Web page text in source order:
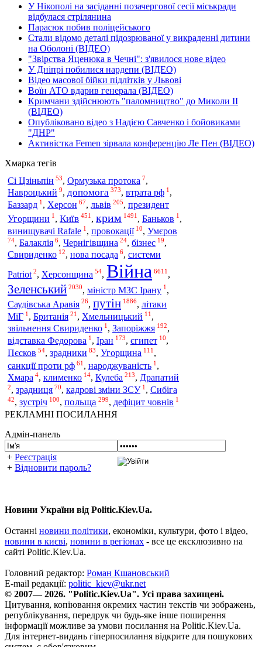
У Нікополі на засіданні позачергової сесії міськради
відбулася стрілянина
Парасюк побив поліцейського
Стали відомо деталі підозрюваної у викраденні дитини
на Оболоні (ВІДЕО)
"Звірства Яценюка в Чечні": з'явилося нове відео
У Дніпрі побилися нардепи (ВІДЕО)
Відео масової бійки підлітків у Львові
Воїн АТО вдарив генерала (ВІДЕО)
Кримчани здійснюють "паломництво" до Миколи ІІ
(ВІДЕО)
Опубліковано відео з Надією Савченко і бойовиками
"ДНР"
Активістка Femen зірвала конференцію Ле Пен (ВІДЕО)
Хмарка тегів
Сі Цзіньпін 53, Ормузька протока 7,
Навроцький 9, допомога 373, втрата рф 1 ,
Баззард 1 , Херсон 67, львів 205, президент
Угорщини 1 , Київ 451 , крим 1491 , Баньков 1 ,
винищувачі Rafale 1 , провокації 10, Умєров
74, Балаклія 6, Чернігівщина 24, бізнес 19,
Свириденко 12, нова посада 6, системи
Patriot 2, Херсонщина 54, Війна 6611 ,
Зеленський 2030, міністр МЗС Ірану 1 ,
Саудівська Аравія 26, путін 1886, літаки
МіГ 1 , Британія 21 , Хмельницький 11 ,
звільнення Свириденко 1 , Запоріжжя 192,
відставка Федорова 1 , Іран 173, єгипет 10,
Пєсков 54, зрадники 83, Угорщина 111,
санкції проти рф 61 , народжуваність 1 ,
Хмара 4, клименко 14, Кулеба 213, Драпатий
2, зрадниця 70, кадрові зміни ЗСУ 1, Сибіга
42, зустріч 100, польща 299, дефіцит човнів 1
РЕКЛАМНІ ПОСИЛАННЯ
Адмін-панель
+ Реєстрація
+ Відновити пароль?
Новини України від Politic.Kiev.Ua.
Останні новини політики, економіки, культури, фото і відео,
новини в києві, новини в регіонах - все це ексклюзивно на
сайті Politic.Kiev.Ua.
Головний редактор: Роман Кшановський
E-mail редакції: politic_kiev@ukr.net
© 2007— 2026. "Politic.Kiev.Ua". Усі права захищені.
Цитування, копіювання окремих частин текстів чи зображень,
републікування, передрук чи будь-яке інше поширення
інформації можливе за умови посилання на Politic.Kiev.Ua.
Для інтернет-видань гіперпосилання відкрите для пошукових